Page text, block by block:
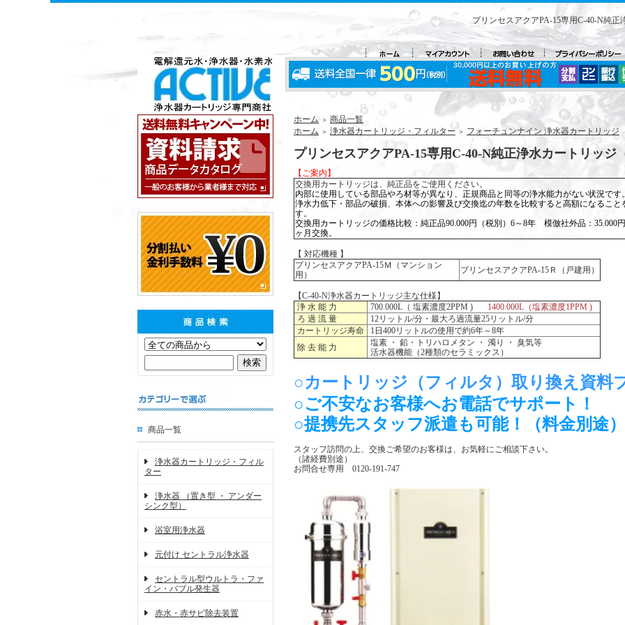
プリンセスアクアPA-15専用C-40-N純正
商品一覧
浄水器カートリッジ・フィル
ター
浄水器 （置き型 ・ アンダー
シンク型）
浴室用浄水器
元付け セントラル浄水器
セントラル型ウルトラ・ファ
イン・バブル発生器
赤水・赤サビ除去装置
ホーム ＞ 商品一覧
ホーム ＞ 浄水器カートリッジ・フィルター ＞ フォーチュンナイン 浄水器カートリッジ
プリンセスアクアPA-15専用C-40-N純正浄水カートリッジ
【ご案内】
交換用カートリッジは、純正品をご使用ください。
内部に使用している部品やろ材等が異なり、正規商品と同等の浄水能力がない状況です。
浄水力低下・部品の破損、本体への影響及び交換迄の年数を比較すると高額になること
す。
交換用カートリッジの価格比較：純正品90.000円（税別）6～8年 模倣社外品：35.000
ヶ月交換。
【 対応機種 】
プリンセスアクアPA-15Ｍ（マンション
用）
プリンセスアクアPA-15Ｒ（戸建用）
【C-40-N浄水器カートリッジ主な仕様】
浄 水 能 力
700.000L（ 塩素濃度2PPM )
1400.000L（塩素濃度1PPM )
ろ 過 流 量
12リットル/分・最大ろ過流量25リットル/分
カートリッジ寿命
1日400リットルの使用で約6年～8年
除 去 能 力
塩素 ・ 鉛・トリハロメタン ・ 濁り ・ 臭気等
活水器機能（2種類のセラミックス）
○カートリッジ（フィルタ）取り換え資料
○ご不安なお客様へお電話でサポート！
○提携先スタッフ派遣も可能！（料金別途）
スタッフ訪問の上、交換ご希望のお客様は、お気軽にご相談下さい。
（諸経費別途）
お問合せ専用 0120-191-747